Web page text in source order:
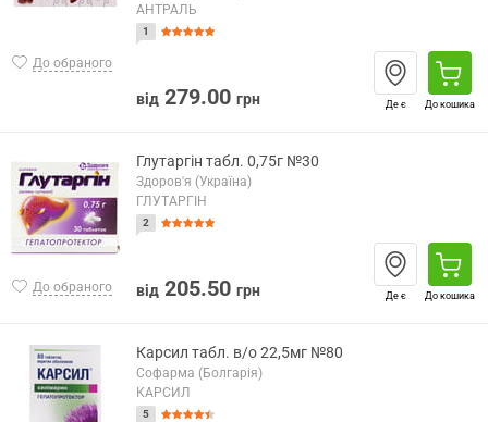
До обраного
АНТРАЛЬ
1
від 279.00 грн Де є До кошика
До обраного
Глутаргін табл. 0,75г №30
Здоров'я (Україна)
ГЛУТАРГІН
2
від 205.50 грн Де є До кошика
Карсил табл. в/о 22,5мг №80
Софарма (Болгарія)
КАРСИЛ
5